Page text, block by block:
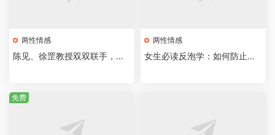
两性情感
陈见、徐罡教授双双联手，解
两性情感
女生必读反泡学：如何防止被
免费